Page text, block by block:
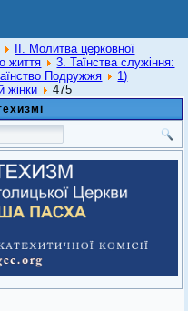
ІІ. Молитва церковної
життя
3. Таїнства служіння:
Подружжя
1)
жінки
475